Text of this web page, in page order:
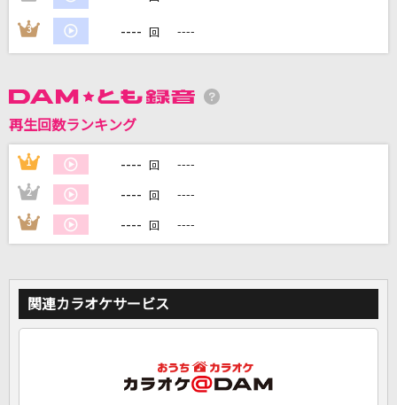
DAMの新曲・ランキングなど
カラオケ最新情報をチェック！
カラオケをもっと楽しもう！
家族や友達と一緒に！練習にも！
3 ---- 回 ----
再生回数ランキング
1 ---- 回 ----
2 ---- 回 ----
3 ---- 回 ----
関連カラオケサービス